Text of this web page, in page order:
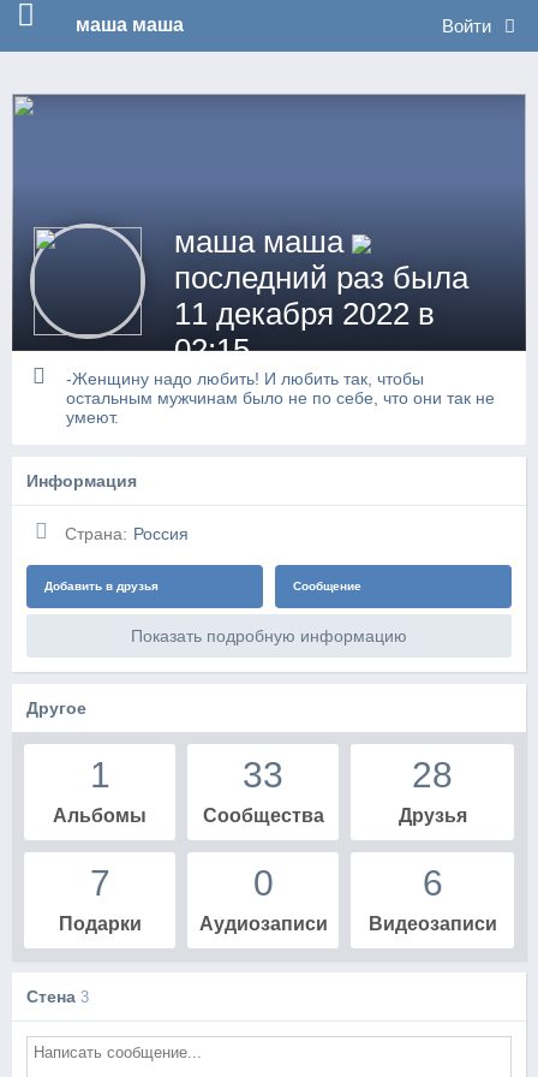
no_log
Войти
маша маша
маша маша
последний раз была
11 декабря 2022 в
02:15
-Женщину надо любить! И любить так, чтобы
остальным мужчинам было не по себе, что они так не
умеют.
Информация
Страна: Россия
Добавить в друзья Сообщение
Показать подробную информацию
Другое
1
Альбомы
33
Сообщества
28
Друзья
7
Подарки
0
Аудиозаписи
6
Видеозаписи
Стена 3